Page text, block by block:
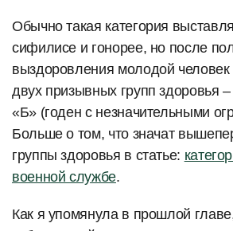
Обычно такая категория
сифилисе и гонорее, но после
выздоровления молодой человек
двух призывных групп здоровья
«Б» (годен с незначительными
Больше о том, что значат
группы здоровья в статье:
военной службе.
Как я упомянула в прошлой